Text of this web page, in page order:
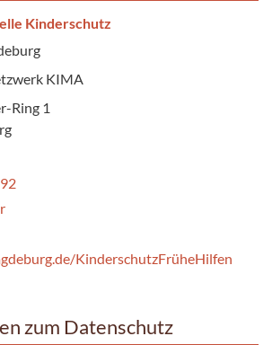
Kinderschutz
KIMA
Ring 1
KinderschutzFrüheHilfen
zum Datenschutz